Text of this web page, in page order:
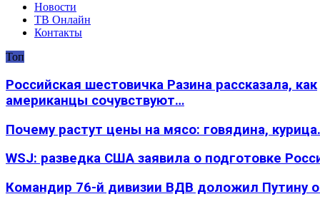
Новости
ТВ Онлайн
Контакты
Топ
Российская шестовичка Разина рассказала, как
американцы сочувствуют…
Почему растут цены на мясо: говядина,
WSJ: разведка США заявила о подготовке
Командир 76-й дивизии ВДВ доложил Путину